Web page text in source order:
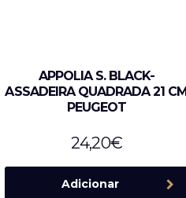
APPOLIA S. BLACK-
ASSADEIRA QUADRADA 21 CM
PEUGEOT
24,20€
Adicionar